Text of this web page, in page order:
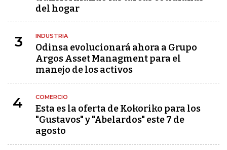
del hogar
3 INDUSTRIA
Odinsa evolucionará ahora a Grupo
Argos Asset Managment para el
manejo de los activos
4 COMERCIO
Esta es la oferta de Kokoriko para los
"Gustavos" y "Abelardos" este 7 de
agosto